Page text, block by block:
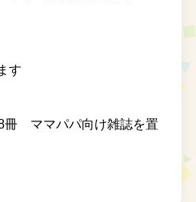
す
冊 ママパパ向け雑誌を置